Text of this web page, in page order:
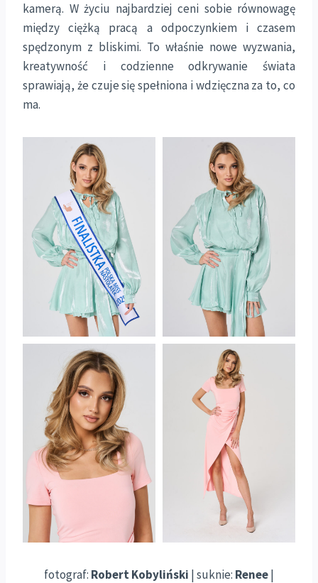
kamerą. W życiu najbardziej ceni sobie równowagę
między ciężką pracą a odpoczynkiem i czasem
spędzonym z bliskimi. To właśnie nowe wyzwania,
kreatywność i codzienne odkrywanie świata
sprawiają, że czuje się spełniona i wdzięczna za to, co
ma.
fotograf: Robert Kobyliński | suknie: Renee|